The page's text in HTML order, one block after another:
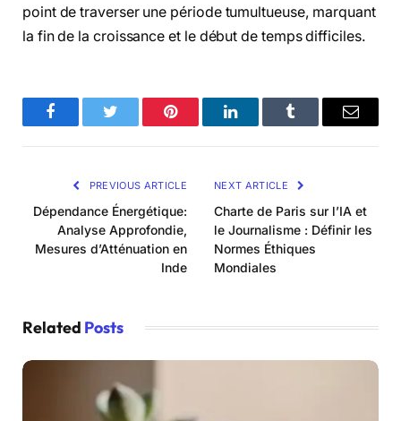
point de traverser une période tumultueuse, marquant
la fin de la croissance et le début de temps difficiles.
FacebookTwitter Pinterest LinkedInTumblr Email
PREVIOUS ARTICLE
Dépendance Énergétique:
Analyse Approfondie,
Mesures d’Atténuation en
Inde
NEXT ARTICLE
Charte de Paris sur l’IA et
le Journalisme : Définir les
Normes Éthiques
Mondiales
Related Posts